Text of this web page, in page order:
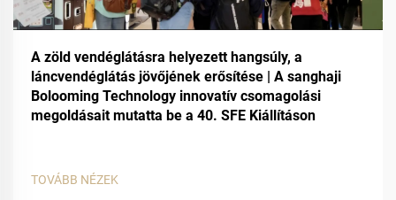
A zöld vendéglátásra helyezett hangsúly, a
láncvendéglátás jövőjének erősítése | A sanghaji
Bolooming Technology innovatív csomagolási
megoldásait mutatta be a 40. SFE Kiállításon
TOVÁBB NÉZEK